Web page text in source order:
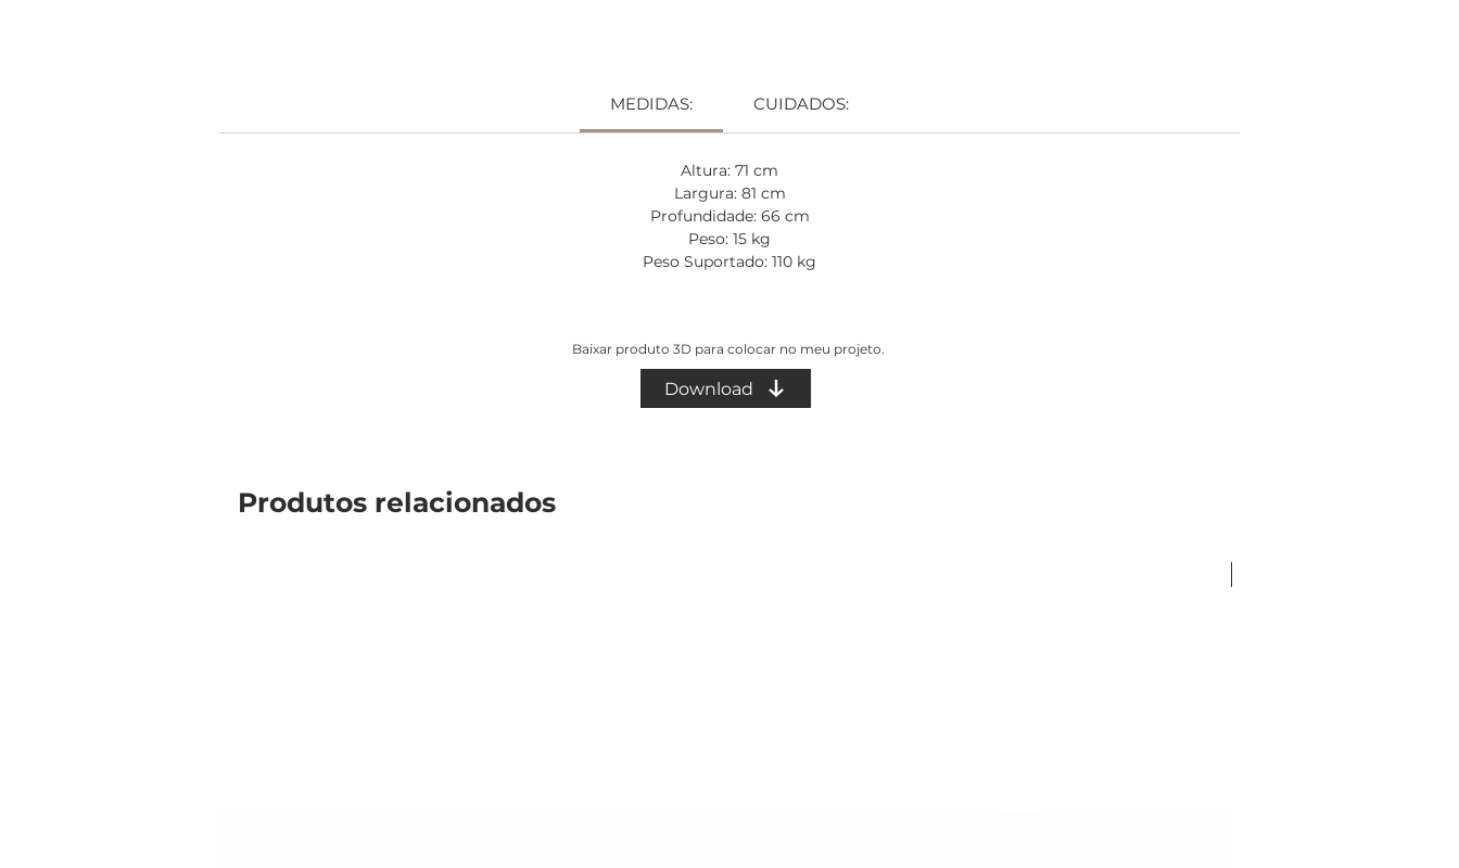
Altura do assento 44 cm.
Prazo de produção: 40 dias.
MEDIDAS: CUIDADOS:
Altura: 71 cm
Largura: 81 cm
Profundidade: 66 cm
Peso: 15 kg
Peso Suportado: 110 kg
Baixar produto 3D para colocar no meu projeto.
Download
Produtos relacionados